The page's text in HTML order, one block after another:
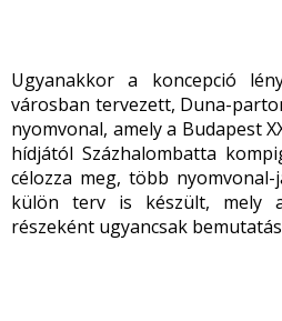
Ugyanakkor a koncepció
városban tervezett, Duna-
nyomvonal, amely a Budapest
hídjától Százhalombatta
célozza meg, több
külön terv is készült, mely
részeként ugyancsak